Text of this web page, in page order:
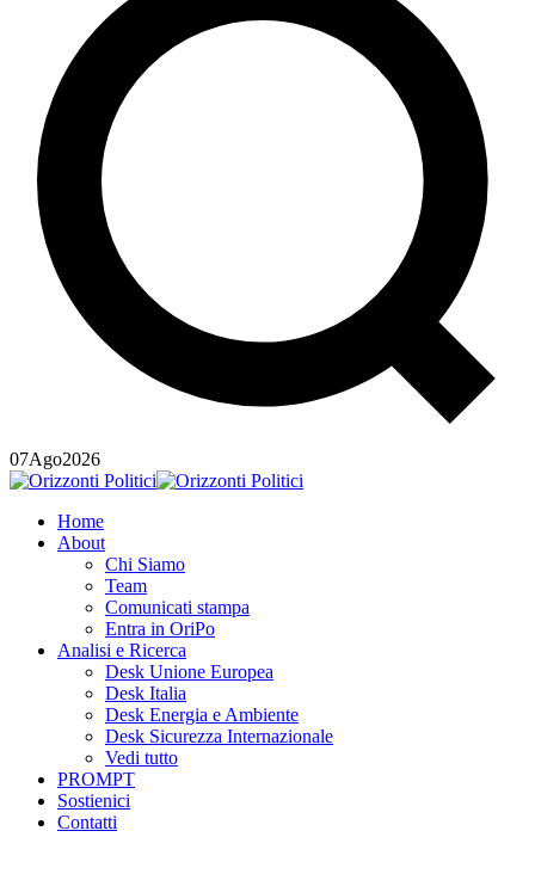
07Ago2026
Home
About
Chi Siamo
Team
Comunicati stampa
Entra in OriPo
Analisi e Ricerca
Desk Unione Europea
Desk Italia
Desk Energia e Ambiente
Desk Sicurezza Internazionale
Vedi tutto
PROMPT
Sostienici
Contatti